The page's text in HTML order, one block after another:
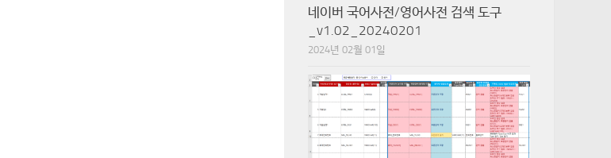
네이버 국어사전/영어사전 검색 도구
_v1.02_20240201
2024년 02월 01일